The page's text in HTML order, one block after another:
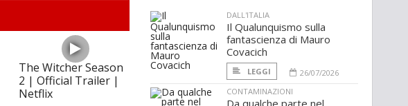
The Witcher Season
2 | Official Trailer |
Netflix
DALL'ITALIA
Il Qualunquismo sulla
fantascienza di Mauro
Covacich
LEGGI
26/07/2026
CONTAMINAZIONI